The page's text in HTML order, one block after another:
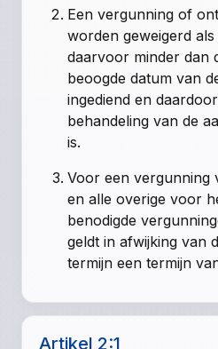
Een vergunning of
worden geweigerd
daarvoor minder dan
beoogde datum van
ingediend en
behandeling van de
is.
Voor een vergunning
en alle overige voor
benodigde
geldt in afwijking van
termijn een termijn
Artikel 2:1